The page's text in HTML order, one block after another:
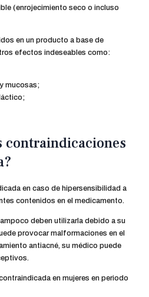
(enrojecimiento seco o incluso
en un producto a base de
efectos indeseables como:
mucosas;
contraindicaciones
en caso de hipersensibilidad a
contenidos en el medicamento.
deben utilizarla debido a su
provocar malformaciones en el
antiacné, su médico puede
en mujeres en periodo